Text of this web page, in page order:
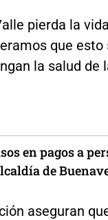
pierda la
que
la salud de
en pagos a
de
aseguran